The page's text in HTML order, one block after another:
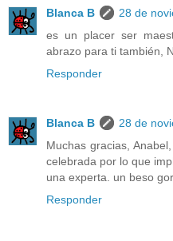
Blanca B
28 de
es un placer ser
abrazo para ti también,
Responder
Blanca B
28 de
Muchas gracias,
celebrada por lo que
una experta. un beso
Responder